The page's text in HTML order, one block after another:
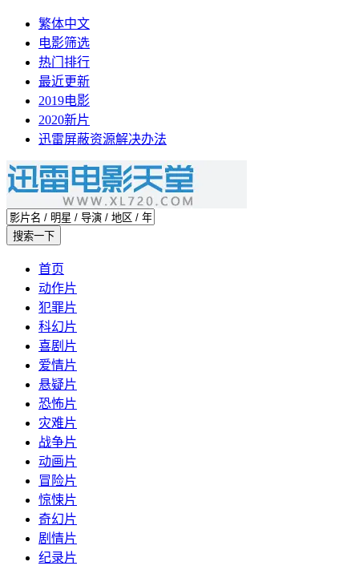
繁体中文
电影筛选
热门排行
最近更新
2019电影
2020新片
迅雷屏蔽资源解决办法
首页
动作片
犯罪片
科幻片
喜剧片
爱情片
悬疑片
恐怖片
灾难片
战争片
动画片
冒险片
惊悚片
奇幻片
剧情片
纪录片